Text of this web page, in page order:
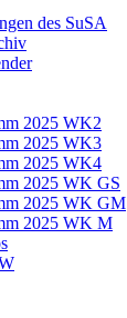
des SuSA
2025 WK2
2025 WK3
2025 WK4
2025 WK GS
2025 WK GM
2025 WK M